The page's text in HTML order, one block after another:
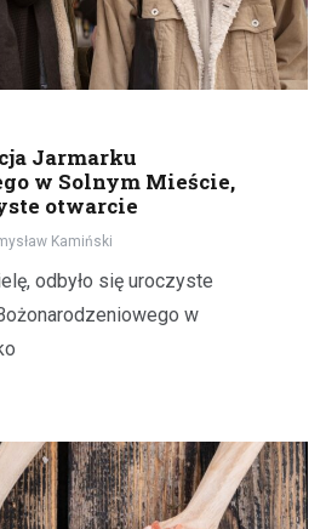
Jarmarku
w Solnym Mieście,
otwarcie
Kamiński
odbyło się uroczyste
w